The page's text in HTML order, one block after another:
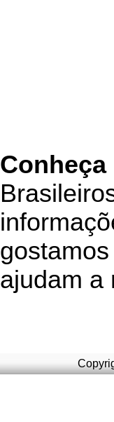
Conheça
g
ajudam a